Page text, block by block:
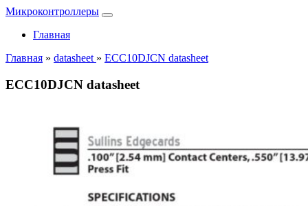
Микроконтроллеры
Главная
Главная » datasheet » ECC10DJCN datasheet
ECC10DJCN datasheet